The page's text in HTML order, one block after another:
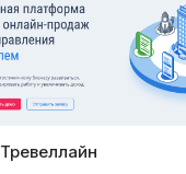
Тревеллайн